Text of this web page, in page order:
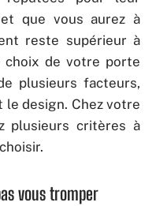
que vous aurez à
reste supérieur à
choix de votre porte
plusieurs facteurs,
design. Chez votre
plusieurs critères à
vous tromper